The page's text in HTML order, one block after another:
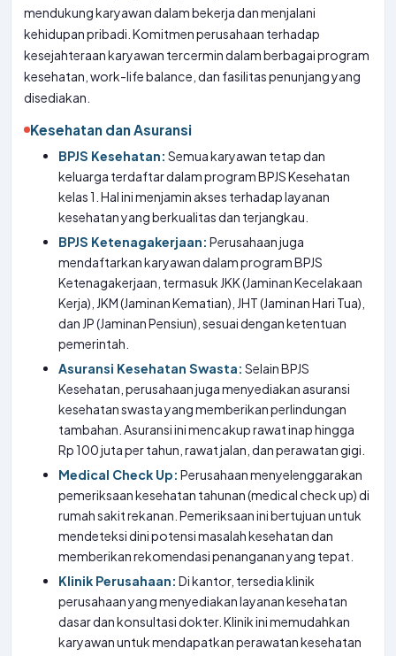
mendukung karyawan dalam bekerja dan menjalani
kehidupan pribadi. Komitmen perusahaan terhadap
kesejahteraan karyawan tercermin dalam berbagai program
kesehatan, work-life balance, dan fasilitas penunjang yang
disediakan.
Kesehatan dan Asuransi
BPJS Kesehatan: Semua karyawan tetap dan
keluarga terdaftar dalam program BPJS Kesehatan
kelas 1. Hal ini menjamin akses terhadap layanan
kesehatan yang berkualitas dan terjangkau.
BPJS Ketenagakerjaan: Perusahaan juga
mendaftarkan karyawan dalam program BPJS
Ketenagakerjaan, termasuk JKK (Jaminan Kecelakaan
Kerja), JKM (Jaminan Kematian), JHT (Jaminan Hari Tua),
dan JP (Jaminan Pensiun), sesuai dengan ketentuan
pemerintah.
Asuransi Kesehatan Swasta: Selain BPJS
Kesehatan, perusahaan juga menyediakan asuransi
kesehatan swasta yang memberikan perlindungan
tambahan. Asuransi ini mencakup rawat inap hingga
Rp 100 juta per tahun, rawat jalan, dan perawatan gigi.
Medical Check Up: Perusahaan menyelenggarakan
pemeriksaan kesehatan tahunan (medical check up) di
rumah sakit rekanan. Pemeriksaan ini bertujuan untuk
mendeteksi dini potensi masalah kesehatan dan
memberikan rekomendasi penanganan yang tepat.
Klinik Perusahaan: Di kantor, tersedia klinik
perusahaan yang menyediakan layanan kesehatan
dasar dan konsultasi dokter. Klinik ini memudahkan
karyawan untuk mendapatkan perawatan kesehatan